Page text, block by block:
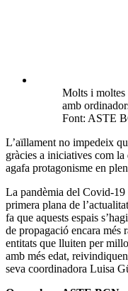
Molts i moltes
amb
Font: ASTE
L’aïllament no impedeix
gràcies a iniciatives com
agafa protagonisme en
La pandèmia del Covid-19
primera plana de
fa que aquests espais
de propagació encara més
entitats que lluiten per
amb més edat,
seva coordinadora Luisa